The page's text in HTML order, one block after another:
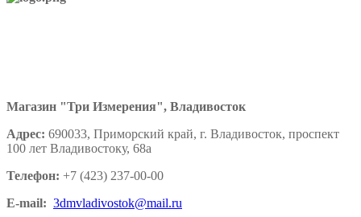
Магазин "Три Измерения", Владивосток
Адрес: 690033, Приморский край, г. Владивосток, проспект
100 лет Владивостоку, 68а
Телефон: +7 (423) 237-00-00
E-mail: 3dmvladivostok@mail.ru